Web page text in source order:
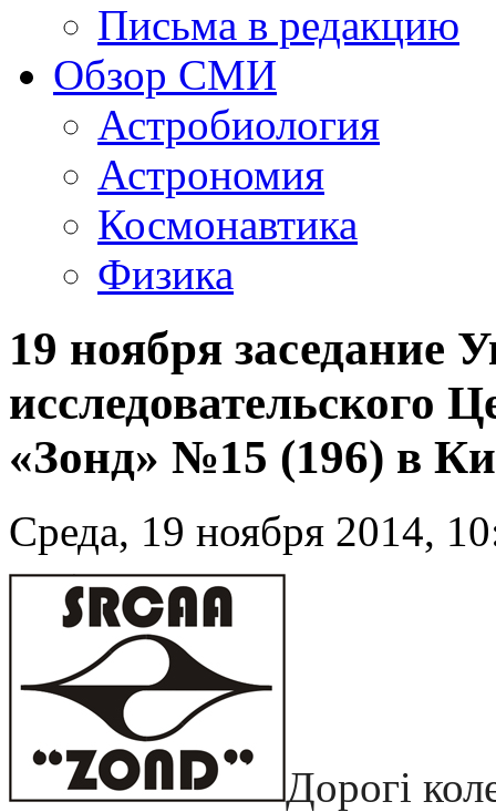
Письма в редакцию
Обзор СМИ
Астробиология
Астрономия
Космонавтика
Физика
19 ноября заседание
исследовательского
«Зонд» №15 (196) в
Среда, 19 ноября 2014,
Дорогі